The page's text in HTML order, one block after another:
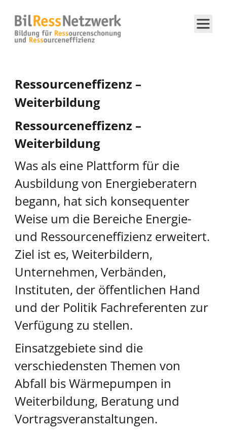
Ressourceneffizenz –
Weiterbildung
Ressourceneffizenz –
Weiterbildung
Was als eine Plattform für die
Ausbildung von Energieberatern
begann, hat sich konsequenter
Weise um die Bereiche Energie-
und Ressourceneffizienz erweitert.
Ziel ist es, Weiterbildern,
Unternehmen, Verbänden,
Instituten, der öffentlichen Hand
und der Politik Fachreferenten zur
Verfügung zu stellen.
Einsatzgebiete sind die
verschiedensten Themen von
Abfall bis Wärmepumpen in
Weiterbildung, Beratung und
Vortragsveranstaltungen.